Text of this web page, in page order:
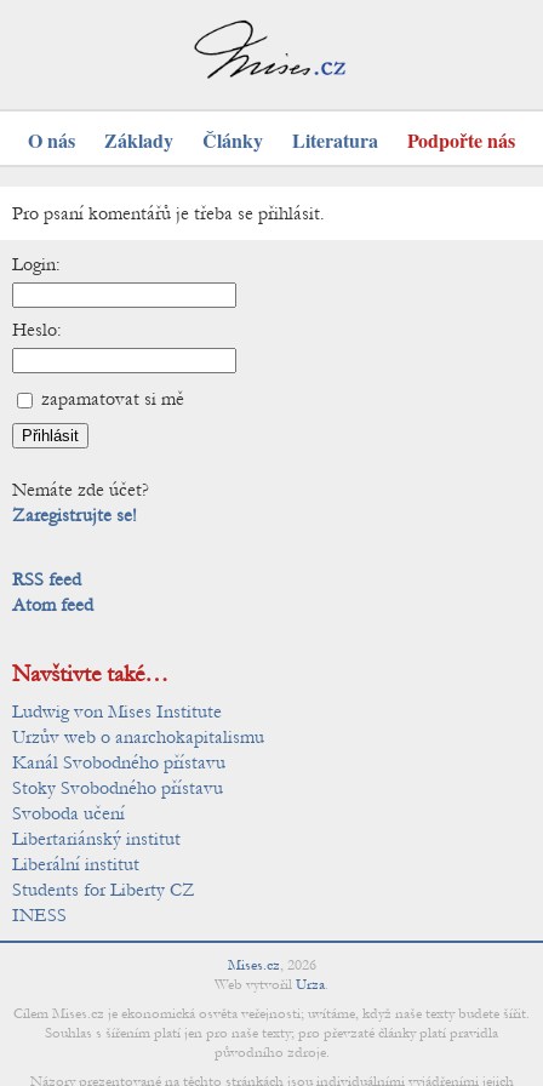
O nás Základy Články Literatura Podpořte nás
Pro psaní komentářů je třeba se přihlásit.
Login:
Heslo:
zapamatovat si mě
Nemáte zde účet?
Zaregistrujte se!
RSS feed
Atom feed
Navštivte také…
Ludwig von Mises Institute
Urzův web o anarchokapitalismu
Kanál Svobodného přístavu
Stoky Svobodného přístavu
Svoboda učení
Libertariánský institut
Liberální institut
Students for Liberty CZ
INESS
Mises.cz, 2026
Web vytvořil Urza.
Cílem Mises.cz je ekonomická osvěta veřejnosti; uvítáme, když naše texty budete šířit.
Souhlas s šířením platí jen pro naše texty; pro převzaté články platí pravidla
původního zdroje.
Názory prezentované na těchto stránkách jsou individuálními vyjádřeními jejich